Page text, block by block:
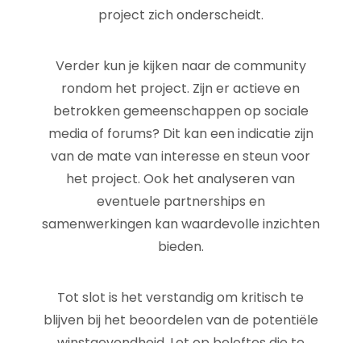
project zich onderscheidt.
Verder kun je kijken naar de community
rondom het project. Zijn er actieve en
betrokken gemeenschappen op sociale
media of forums? Dit kan een indicatie zijn
van de mate van interesse en steun voor
het project. Ook het analyseren van
eventuele partnerships en
samenwerkingen kan waardevolle inzichten
bieden.
Tot slot is het verstandig om kritisch te
blijven bij het beoordelen van de potentiële